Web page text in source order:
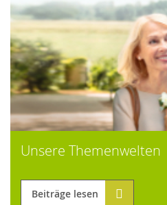
Unsere Themenwelten
Beiträge lesen